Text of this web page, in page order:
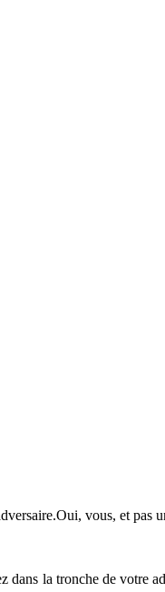
vous, et pas
la tronche de votre